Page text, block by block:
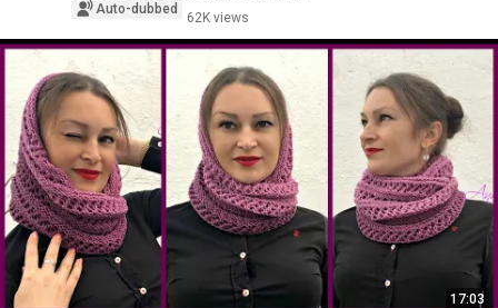
Auto-dubbed
62K views
17:03